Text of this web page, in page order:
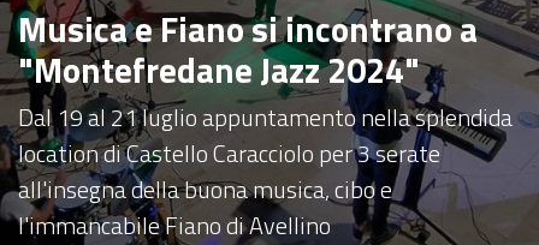
Musica e Fiano si incontrano a
"Montefredane Jazz 2024"
Dal 19 al 21 luglio appuntamento nella splendida
location di Castello Caracciolo per 3 serate
all'insegna della buona musica, cibo e
l'immancabile Fiano di Avellino